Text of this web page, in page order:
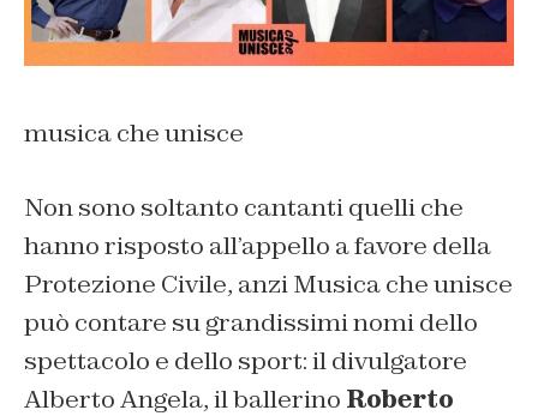
musica che unisce
Non sono soltanto cantanti quelli che
hanno risposto all’appello a favore della
Protezione Civile, anziMusica che unisce
può contare su grandissimi nomi dello
spettacolo e dello sport: il divulgatore
Alberto Angela, il ballerino Roberto